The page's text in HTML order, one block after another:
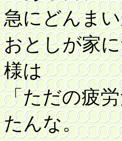
急にどんま
おとしが家
様は
「ただの疲
たんな。